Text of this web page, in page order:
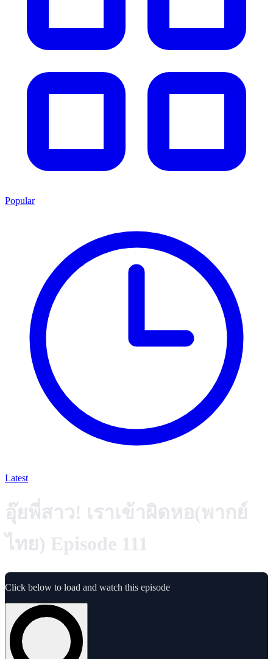
Popular
Latest
อุ๊ยพี่สาว! เราเข้าผิดหอ(พากย์
ไทย) Episode 111
Click below to load and watch this episode